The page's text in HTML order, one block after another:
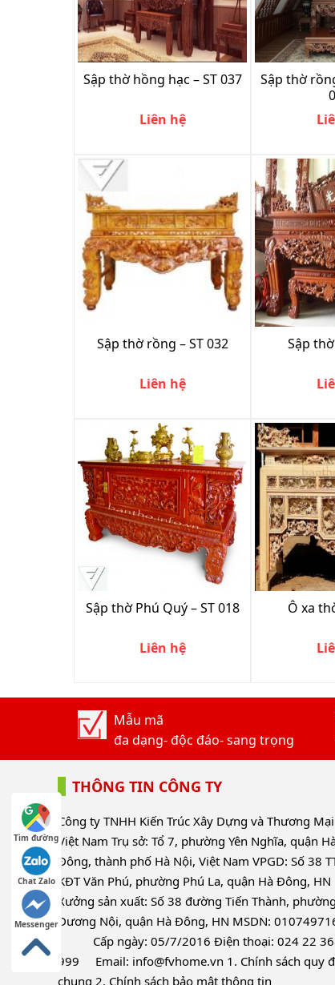
Sập thờ hồng hạc – ST 037
Liên hệ
Sập thờ
Sập thờ rồng – ST 032
Liên hệ
Sập
Sập thờ Phú Quý – ST 018
Liên hệ
Ô xa
Mẫu mã
đa dạng- độc đáo- sang trọng
THÔNG TIN CÔNG TY
Công ty TNHH Kiến Trúc Xây Dựng và Thương
Việt Nam Trụ sở: Tổ 7, phường Yên Nghĩa, quận
Đông, thành phố Hà Nội, Việt Nam VPGD: Số 38
KĐT Văn Phú, phường Phú La, quận Hà Đông, HN
Xưởng sản xuất: Số 38 đường Tiến Thành, phường
Dương Nội, quận Hà Đông, HN MSDN:
Cấp ngày: 05/7/2016 Điện thoại: 024 22
999 Email: info@fvhome.vn 1. Chính sách quy
chung 2. Chính sách bảo mật thông tin
Tìm đường
Chat Zalo
Messenger